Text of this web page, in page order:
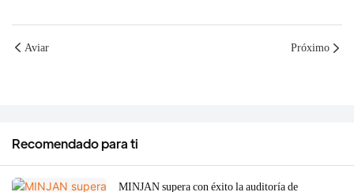
Aviar Próximo
Recomendado para ti
MINJAN supera con éxito la auditoría de